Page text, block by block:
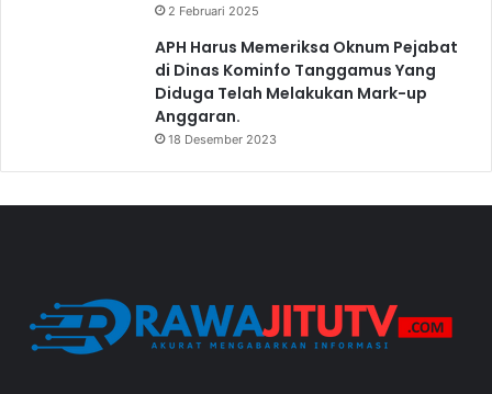
2 Februari 2025
APH Harus Memeriksa Oknum Pejabat
di Dinas Kominfo Tanggamus Yang
Diduga Telah Melakukan Mark-up
Anggaran.
18 Desember 2023